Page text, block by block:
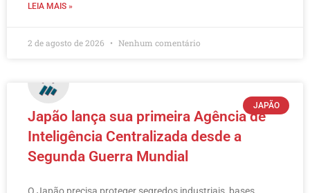
LEIA MAIS »
2 de agosto de 2026 Nenhum comentário
JAPÃO
Japão lança sua primeira Agência de
Inteligência Centralizada desde a
Segunda Guerra Mundial